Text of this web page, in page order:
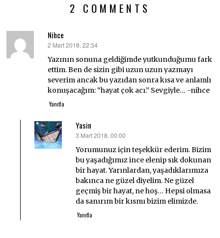
2 COMMENTS
Nihce
dedi
ki:
2 Mart 2018, 22:34
Yazının sonuna geldiğimde yutkunduğumu fark
ettim. Ben de sizin gibi uzun uzun yazmayı
severim ancak bu yazıdan sonra kısa ve anlamlı
konuşacağım: “hayat çok acı.” Sevgiyle… -nihce
Yanıtla
Yasin
dedi
ki:
3 Mart 2018, 00:00
Yorumunuz için teşekkür ederim. Bizim
bu yaşadığımız ince elenip sık dokunan
bir hayat. Yarınlardan, yaşadıklarımıza
bakınca ne güzel diyelim. Ne güzel
geçmiş bir hayat, ne hoş… Hepsi olmasa
da sanırım bir kısmı bizim elimizde.
Yanıtla